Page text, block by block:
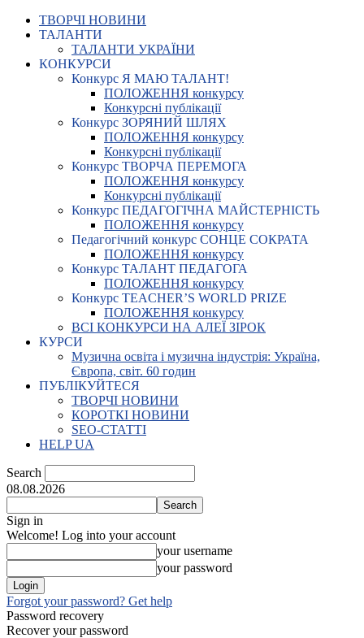
ТВОРЧІ НОВИНИ
ТАЛАНТИ
ТАЛАНТИ УКРАЇНИ
КОНКУРСИ
Конкурс Я МАЮ ТАЛАНТ!
ПОЛОЖЕННЯ конкурсу
Конкурсні публікації
Конкурс ЗОРЯНИЙ ШЛЯХ
ПОЛОЖЕННЯ конкурсу
Конкурсні публікації
Конкурс ТВОРЧА ПЕРЕМОГА
ПОЛОЖЕННЯ конкурсу
Конкурсні публікації
Конкурс ПЕДАГОГІЧНА МАЙСТЕРНІСТЬ
ПОЛОЖЕННЯ конкурсу
Педагогічний конкурс СОНЦЕ СОКРАТА
ПОЛОЖЕННЯ конкурсу
Конкурс ТАЛАНТ ПЕДАГОГА
ПОЛОЖЕННЯ конкурсу
Конкурс TEACHER’S WORLD PRIZE
ПОЛОЖЕННЯ конкурсу
ВСІ КОНКУРСИ НА АЛЕЇ ЗІРОК
КУРСИ
Музична освіта і музична індустрія: Україна,
Європа, світ. 60 годин
ПУБЛІКУЙТЕСЯ
ТВОРЧІ НОВИНИ
КОРОТКІ НОВИНИ
SEO-СТАТТІ
HELP UA
Search
08.08.2026
Sign in
Welcome! Log into your account
your username
your password
Forgot your password? Get help
Password recovery
Recover your password